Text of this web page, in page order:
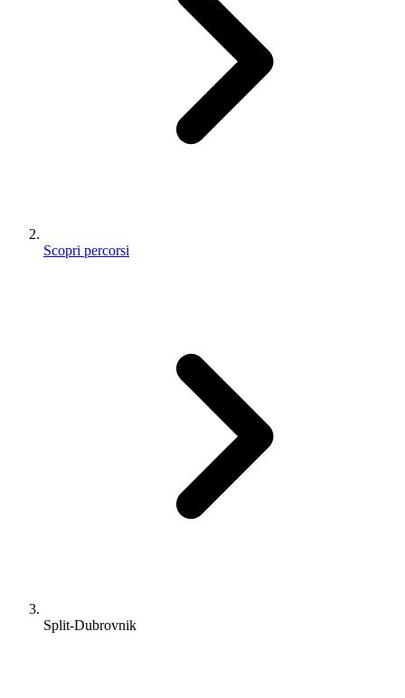
Scopri percorsi
Split-Dubrovnik